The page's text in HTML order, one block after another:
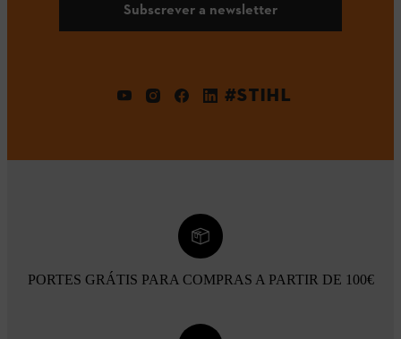
Subscrever a newsletter
#STIHL
PORTES GRÁTIS PARA COMPRAS A PARTIR DE 100€